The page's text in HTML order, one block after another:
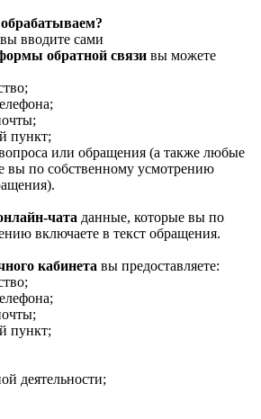
вводите сами
обратной связи вы можете
пункт;
или обращения (а также любые
вы по собственному усмотрению
чата данные, которые вы по
включаете в текст обращения.
кабинета вы предоставляете:
пункт;
деятельности;